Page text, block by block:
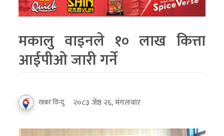
मकालु वाइनले १० लाख कित्ता
आईपीओ जारी गर्ने
खबर विन्दु २०८३ जेष्ठ २६, मंगलवार